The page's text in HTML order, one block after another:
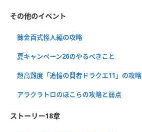
その他のイベント
錬金百式怪人編の攻略
夏キャンペーン26のやるべきこと
超高難度「追憶の賢者ドラクエ11」の攻略
アラクラトロのほこらの攻略と弱点
ストーリー18章